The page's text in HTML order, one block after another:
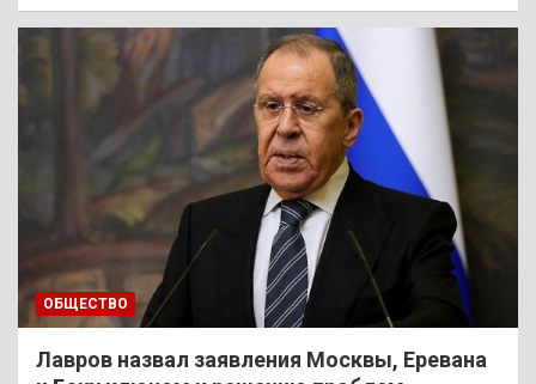
ОБЩЕСТВО
Лавров назвал заявления Москвы, Еревана